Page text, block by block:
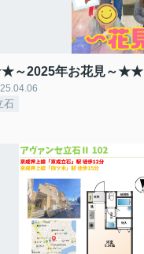
～2025年お花見～★★
石